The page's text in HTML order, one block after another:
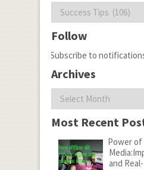
Categories
Follow
Subscribe to
Archives
Archives
Most Recent
Power of
and